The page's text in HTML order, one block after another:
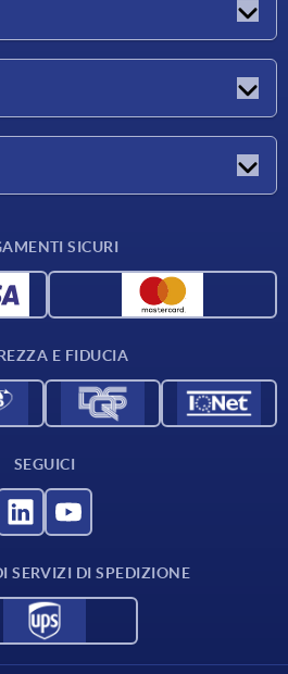
SICURI
E FIDUCIA
SEGUICI
SERVIZI DI SPEDIZIONE